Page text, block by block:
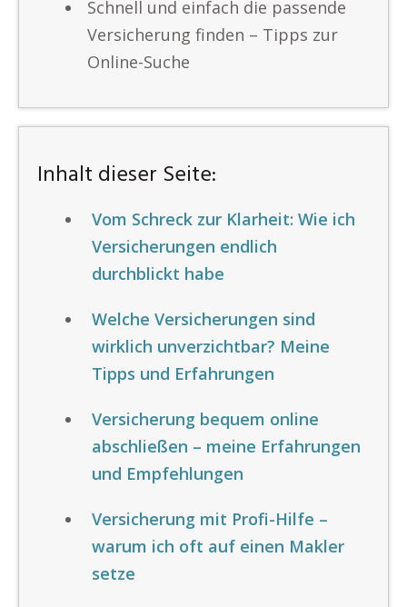
Schnell und einfach die passende
Versicherung finden – Tipps zur
Online-Suche
Inhalt dieser Seite:
Vom Schreck zur Klarheit: Wie ich
Versicherungen endlich
durchblickt habe
Welche Versicherungen sind
wirklich unverzichtbar? Meine
Tipps und Erfahrungen
Versicherung bequem online
abschließen – meine Erfahrungen
und Empfehlungen
Versicherung mit Profi-Hilfe –
warum ich oft auf einen Makler
setze